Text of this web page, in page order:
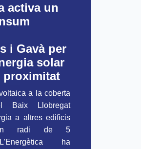
activa un
i Gavà per
solar
proximitat
a la coberta
Baix Llobregat
a altres edificis
radi de 5
ha